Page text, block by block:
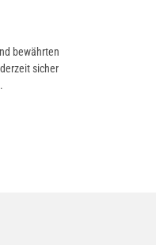
bewährten
sicher